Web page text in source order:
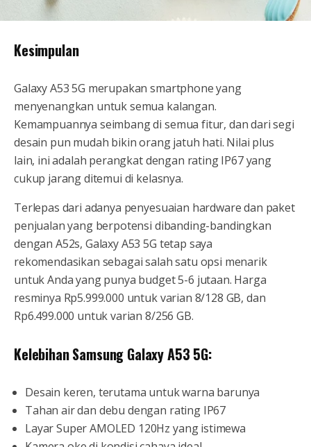
Kesimpulan
Galaxy A53 5G merupakan smartphone yang
menyenangkan untuk semua kalangan.
Kemampuannya seimbang di semua fitur, dan dari segi
desain pun mudah bikin orang jatuh hati. Nilai plus
lain, ini adalah perangkat dengan rating IP67 yang
cukup jarang ditemui di kelasnya.
Terlepas dari adanya penyesuaian hardware dan paket
penjualan yang berpotensi dibanding-bandingkan
dengan A52s, Galaxy A53 5G tetap saya
rekomendasikan sebagai salah satu opsi menarik
untuk Anda yang punya budget 5-6 jutaan. Harga
resminya Rp5.999.000 untuk varian 8/128 GB, dan
Rp6.499.000 untuk varian 8/256 GB.
Kelebihan Samsung Galaxy A53 5G:
Desain keren, terutama untuk warna barunya
Tahan air dan debu dengan rating IP67
Layar Super AMOLED 120Hz yang istimewa